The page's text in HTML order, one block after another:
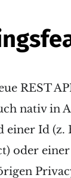
REST
nativ in
einer Id (z.
oder